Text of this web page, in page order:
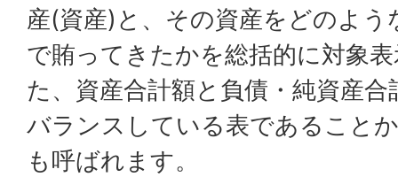
産(資産)と、その資産をどのよう
で賄ってきたかを総括的に対象
た、資産合計額と負債・純資産
バランスしている表であること
も呼ばれます。